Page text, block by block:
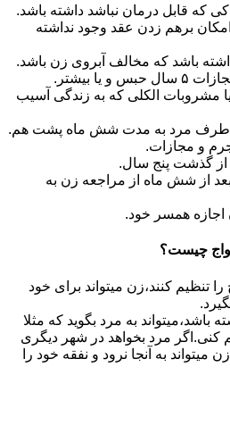
که قابل درمان نباشد داشته باشد.
امکان برهم زدن عقد وجود نداشته
باشد که مخالف آبروی زن باشد.
یا بیشتر.
یا مشروبات الکلی که به زندگی آسیب
طرف مرد به مدت شش ماه پشت هم.
و مجازات.
از گذشت پنج سال.
از شش ماه از مراجعه زن به
اجازه همسر خود.
چیست؟
تنظیم کنند،زن میتواند برای خود
به مرد بگوید که مثلا
کنی.اگر مرد بخواهد در شهر دیگری
به آنجا نرود و نفقه خود را